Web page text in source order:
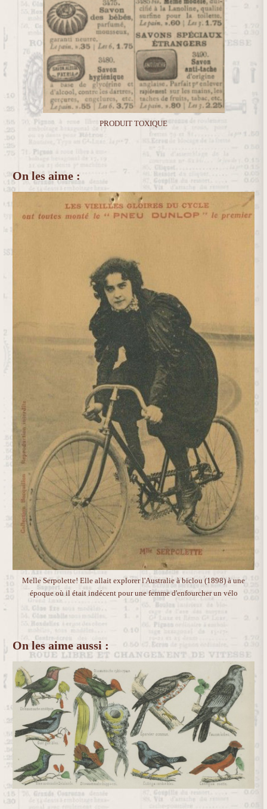
PRODUIT TOXIQUE
On les aime :
Melle Serpolette! Elle allait explorer l'Australie à biclou (1898) à une
époque où il était indécent pour une femme d'enfourcher un vélo
On les aime aussi :